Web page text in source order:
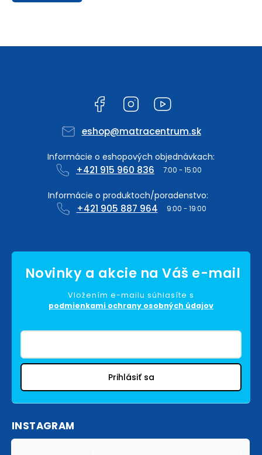
Facebook Instagram
eshop@matracentrum.sk
+421 915 960 836
+421 905 887 964
Vložením e-mailu súhlasíte s
podmienkami ochrany osobných údajov
Prihlásiť sa
INSTAGRAM